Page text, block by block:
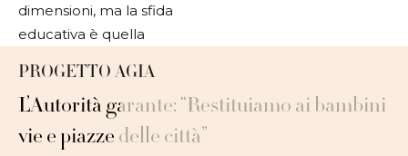
dimensioni, ma la sfida
educativa è quella
PROGETTO AGIA
L’Autorità garante: “Restituiamo ai bambini
vie e piazze delle città”